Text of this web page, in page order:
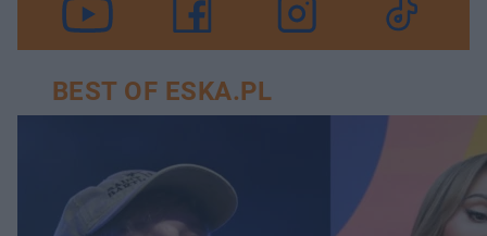
BEST OF ESKA.PL